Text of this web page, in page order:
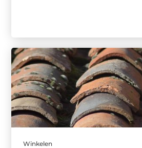
Winkelen